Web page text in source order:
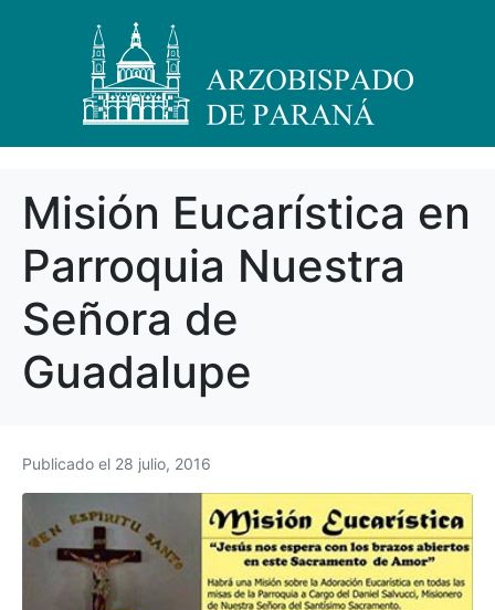
Misión Eucarística en
Parroquia Nuestra
Señora de
Guadalupe
Publicado el 28 julio, 2016